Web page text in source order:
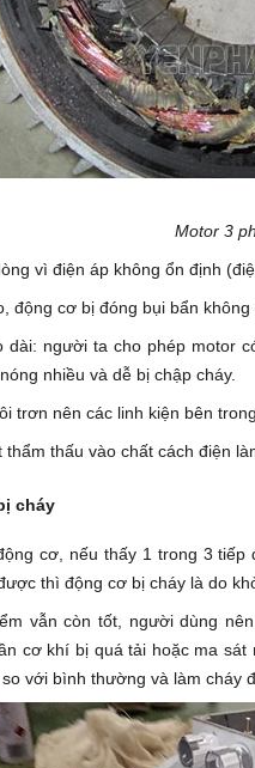
Motor 3
vì điện áp không ổn định
động cơ bị đóng bụi bẩn
người ta cho phép motor
nhiều và dễ bị chập cháy.
trơn nên các linh kiện bên
thấu vào chất cách điện
cháy
cơ, nếu thấy 1 trong 3
thì động cơ bị cháy là do
vẫn còn tốt, người dùng
cơ khí bị quá tải hoặc ma
với bình thường và làm cháy